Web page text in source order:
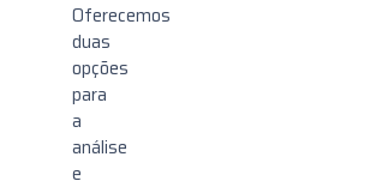
Oferecemos
duas
opções
para
a
análise
e